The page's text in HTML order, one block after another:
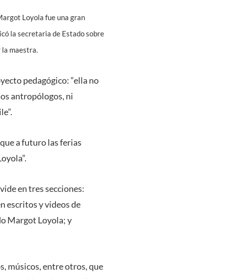
Loyola fue una gran
la secretaria de Estado sobre
la maestra.
pedagógico: “ella no
antropólogos, ni
a futuro las ferias
en tres secciones:
escritos y videos de
Margot Loyola; y
músicos, entre otros, que